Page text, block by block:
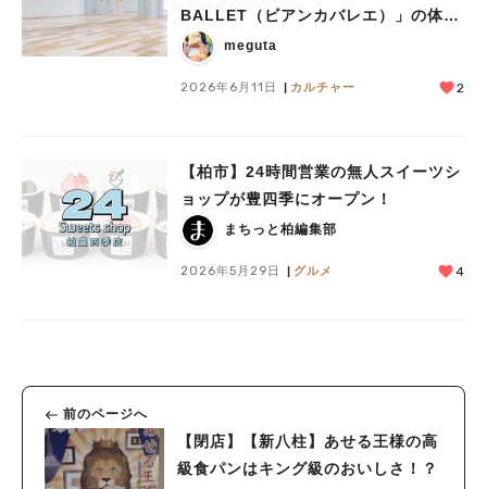
BALLET（ビアンカバレエ）」の体験
会が開催♪〈6/24,28〉
meguta
2026年6月11日 カルチャー 2
【柏市】24時間営業の無人スイーツシ
ョップが豊四季にオープン！
まちっと柏編集部
2026年5月29日 グルメ 4
前のページへ
【閉店】【新八柱】あせる王様の高
級食パンはキング級のおいしさ！？